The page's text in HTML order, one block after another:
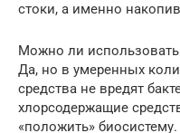
стоки, а именно
Можно ли
Да, но в умеренных
средства не вредят
хлорсодержащие
«положить» биосистему.